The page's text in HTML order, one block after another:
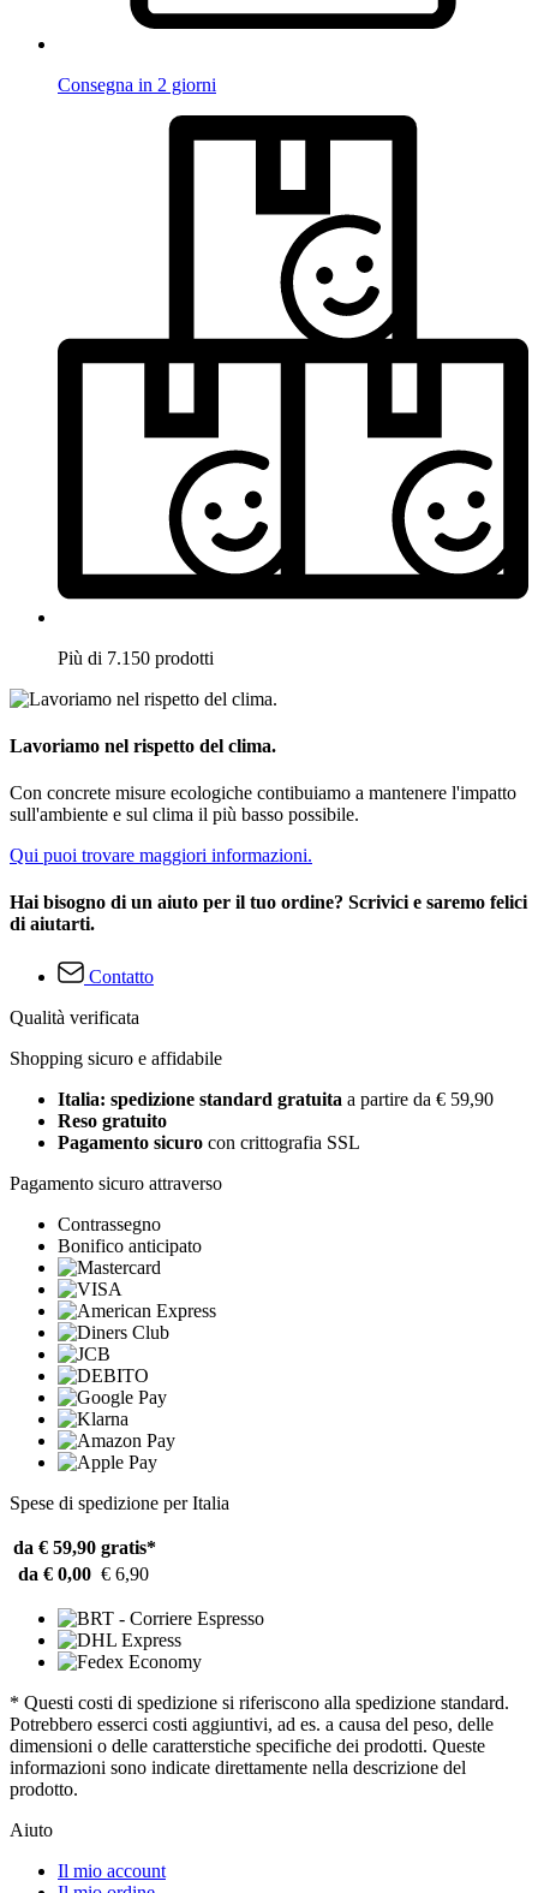
Consegna in 2 giorni
Più di 7.150 prodotti
Lavoriamo nel rispetto del clima.
Con concrete misure ecologiche contibuiamo a mantenere l'impatto
sull'ambiente e sul clima il più basso possibile.
Qui puoi trovare maggiori informazioni.
Hai bisogno di un aiuto per il tuo ordine? Scrivici e saremo felici
di aiutarti.
Contatto
Qualità verificata
Shopping sicuro e affidabile
Italia: spedizione standard gratuita a partire da € 59,90
Reso gratuito
Pagamento sicuro con crittografia SSL
Pagamento sicuro attraverso
Contrassegno
Bonifico anticipato
Spese di spedizione per Italia
da € 59,90 gratis*
da € 0,00 € 6,90
* Questi costi di spedizione si riferiscono alla spedizione standard.
Potrebbero esserci costi aggiuntivi, ad es. a causa del peso, delle
dimensioni o delle caratterstiche specifiche dei prodotti. Queste
informazioni sono indicate direttamente nella descrizione del
prodotto.
Aiuto
Il mio account